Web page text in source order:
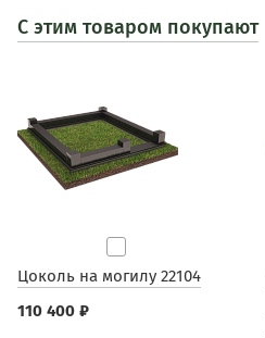
С этим товаром покупают
Цоколь на могилу 22104
110 400 ₽